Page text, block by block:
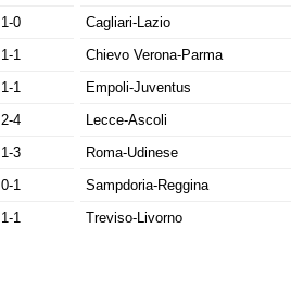
1-0
1-1
1-1
2-4
1-3
0-1
1-1
Cagliari-Lazio
Chievo Verona-Parma
Empoli-Juventus
Lecce-Ascoli
Roma-Udinese
Sampdoria-Reggina
Treviso-Livorno